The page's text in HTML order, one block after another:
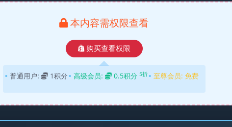
本内容需权限查看
购买查看权限
普通用户: 1积分 高级会员: 0.5积分 5折 至尊会员: 免费